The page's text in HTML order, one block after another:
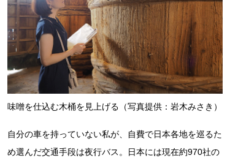
味噌を仕込む木桶を見上げる（写真提供：岩木みさき）
自分の車を持っていない私が、自費で日本各地を巡るた
め選んだ交通手段は夜行バス。日本には現在約970社の